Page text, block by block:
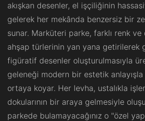
akışkan desenler, el işçiliğinin
gelerek her mekânda benzersiz bir
sunar. Marküteri parke, farklı renk ve
ahşap türlerinin yan yana getirilerek
figüratif desenler oluşturulmasıyla
geleneği modern bir estetik
ortaya koyar. Her levha, ustalıkla
dokularının bir araya gelmesiyle
parkede bulamayacağınız o "özel